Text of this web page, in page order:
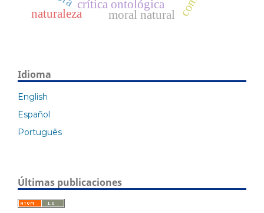
crítica ontológica
moral natural
naturaleza
Idioma
English
Español
Português
Últimas publicaciones